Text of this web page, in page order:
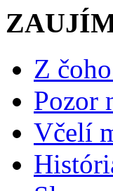
Z
Pozor
Včelí